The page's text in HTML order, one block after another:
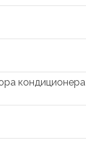
кондиционера